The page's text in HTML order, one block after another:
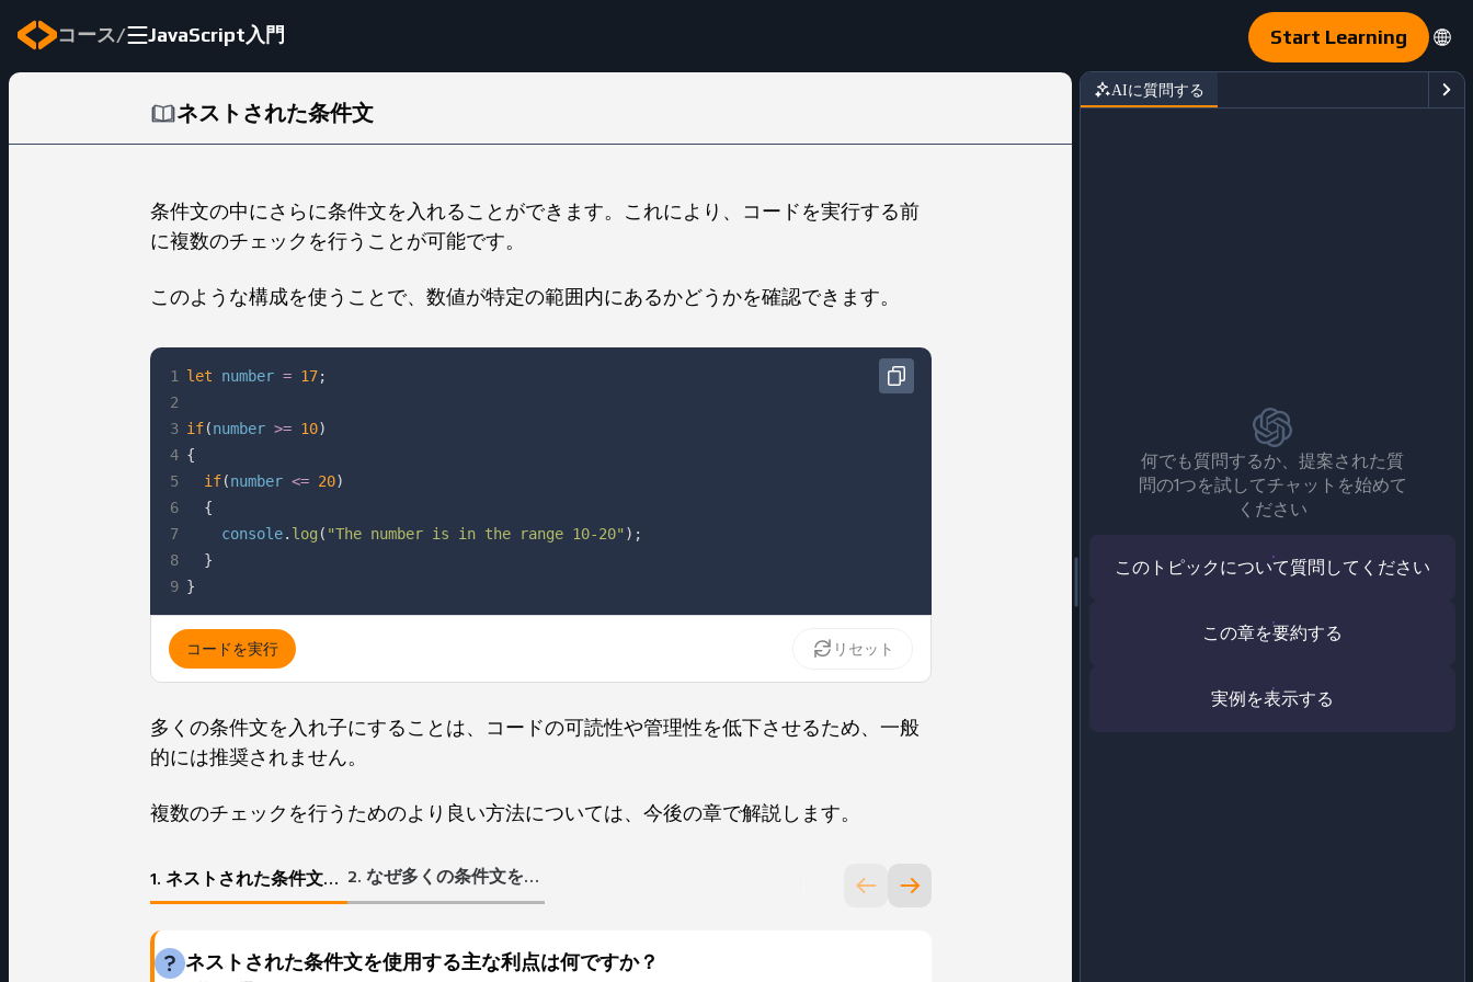
コース/ JavaScript入門 Start Learning
ネストされた条件文
条件文の中にさらに条件文を入れることができます。これにより、コードを実行する前
に複数のチェックを行うことが可能です。
このような構成を使うことで、数値が特定の範囲内にあるかどうかを確認できます。
1
2
3
4
5
6
7
8
9
let number = 17;
if(number >= 10)
{
if(number <= 20)
{
    console
. log ( "The number is in the range 10-20" ) ;
}
}
コードを実行 リセット
多くの条件文を入れ子にすることは、コードの可読性や管理性を低下させるため、一般
的には推奨されません。
複数のチェックを行うためのより良い方法については、今後の章で解説します。
1. ネストされた条件文を使用する主な利点は何ですか？ 2. なぜ多くの条件文をネストすることは避けるべきですか？
ネストされた条件文を使用する主な利点は何ですか？
AIに質問する
何でも質問するか、提案された質
問の1つを試してチャットを始めて
ください
このトピックについて質問してください
この章を要約する
実例を表示する